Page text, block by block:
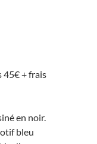
45€ + frais
en noir.
bleu